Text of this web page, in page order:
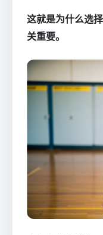
这就是为什么选
关重要。